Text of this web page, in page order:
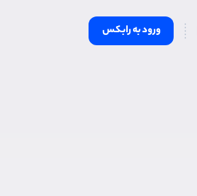
ورود به رابکس